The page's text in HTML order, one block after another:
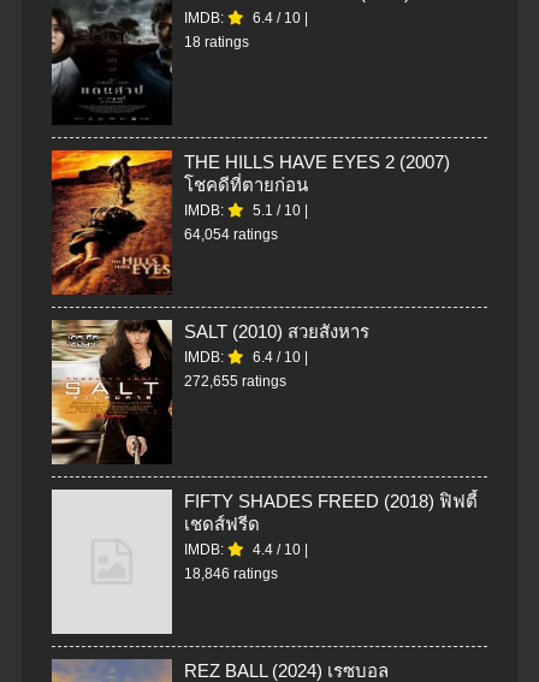
IMDB: 6.4 / 10 |
18 ratings
THE HILLS HAVE EYES 2 (2007)
โชคดีที่ตายก่อน
IMDB: 5.1 / 10 |
64,054 ratings
SALT (2010) สวยสังหาร
IMDB: 6.4 / 10 |
272,655 ratings
FIFTY SHADES FREED (2018) ฟิฟตี้
เชดส์ฟรีด
IMDB: 4.4 / 10 |
18,846 ratings
REZ BALL (2024) เรซบอล